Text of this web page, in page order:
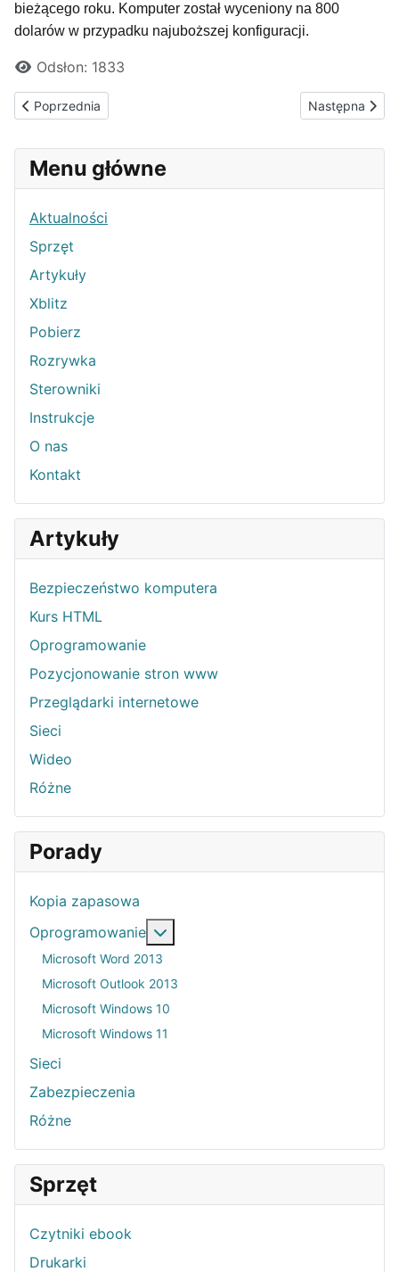
Menu główne
Aktualności
Sprzęt
Artykuły
Xblitz
Pobierz
Rozrywka
Sterowniki
Instrukcje
O nas
Kontakt
Artykuły
Bezpieczeństwo komputera
Kurs HTML
Oprogramowanie
Pozycjonowanie stron www
Przeglądarki internetowe
Sieci
Wideo
Różne
Porady
Kopia zapasowa
Oprogramowanie
Microsoft Word 2013
Microsoft Outlook 2013
Microsoft Windows 10
Microsoft Windows 11
Sieci
Zabezpieczenia
Różne
Sprzęt
Czytniki ebook
Drukarki
bieżącego roku. Komputer został wyceniony na 800
dolarów w przypadku najuboższej konfiguracji.
Odsłon: 1833
Poprzednia strona: Klawiatura mechaniczna Genesis RX85 -
Poprzednia Następna
Następna